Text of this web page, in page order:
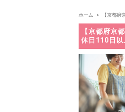
ホーム 【京都
【京都府京
休日110日以